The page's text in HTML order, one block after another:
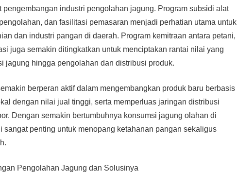
pengembangan industri pengolahan jagung. Program subsidi alat
dan fasilitasi pemasaran menjadi perhatian utama untuk
dan industri pangan di daerah. Program kemitraan antara petani,
juga semakin ditingkatkan untuk menciptakan rantai nilai yang
jagung hingga pengolahan dan distribusi produk.
berperan aktif dalam mengembangkan produk baru berbasis
dengan nilai jual tinggi, serta memperluas jaringan distribusi
Dengan semakin bertumbuhnya konsumsi jagung olahan di
sangat penting untuk menopang ketahanan pangan sekaligus
Pengolahan Jagung dan Solusinya